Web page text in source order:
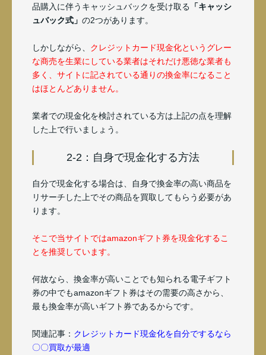
品購入に伴うキャッシュバックを受け取る 「キャッシ
ュバック式」 の2つがあります。
しかしながら、 クレジットカード現金化というグレー
な商売を生業にしている業者はそれだけ悪徳な業者も
多く、サイトに記されている通りの換金率になること
はほとんどありません。
業者での現金化を検討されている方は上記の点を理解
した上で行いましょう。
2-2：自身で現金化する方法
自分で現金化する場合は、自身で換金率の高い商品を
リサーチした上でその商品を買取してもらう必要があ
ります。
そこで当サイトではamazonギフト券を現金化するこ
とを推奨しています。
何故なら、換金率が高いことでも知られる電子ギフト
券の中でもamazonギフト券はその需要の高さから、
最も換金率が高いギフト券であるからです。
関連記事： クレジットカード現金化を自分でするなら
〇〇買取が最適